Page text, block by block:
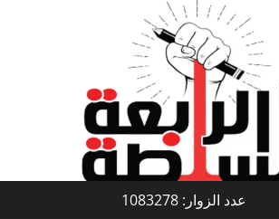
عدد الزوار: 1083278